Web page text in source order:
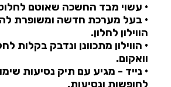
• עשוי מבד החשכה שאוטם
• בעל מערכת חדשה ומשופרת
הווילון לחלון.
• הווילון מתכוונן ונדבק בקלות
וואקום.
• נייד - מגיע עם תיק נסיעות
לחופשות ונסיעות.